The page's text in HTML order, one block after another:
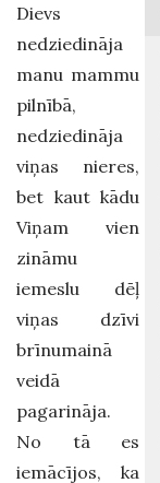
Dievs
nedziedināja
manu mammu
pilnībā,
nedziedināja
viņas nieres,
bet kaut kādu
Viņam vien
zināmu
iemeslu dēļ
viņas dzīvi
brīnumainā
veidā
pagarināja.
No tā es
iemācījos, ka